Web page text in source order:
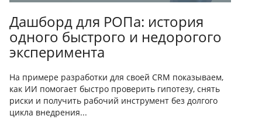
Дашборд для РОПа: история
одного быстрого и недорогого
эксперимента
На примере разработки для своей CRM показываем,
как ИИ помогает быстро проверить гипотезу, снять
риски и получить рабочий инструмент без долгого
цикла внедрения...